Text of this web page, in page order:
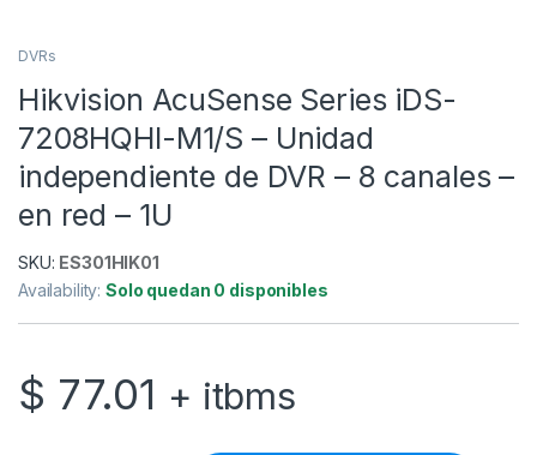
DVRs
Hikvision AcuSense Series iDS-
7208HQHI-M1/S – Unidad
independiente de DVR – 8 canales –
en red – 1U
SKU: ES301HIK01
Availability:Solo quedan 0 disponibles
$ 77.01 + itbms